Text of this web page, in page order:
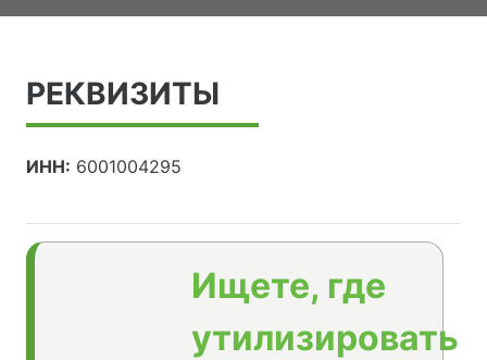
РЕКВИЗИТЫ
ИНН: 6001004295
Ищете, где
утилизировать